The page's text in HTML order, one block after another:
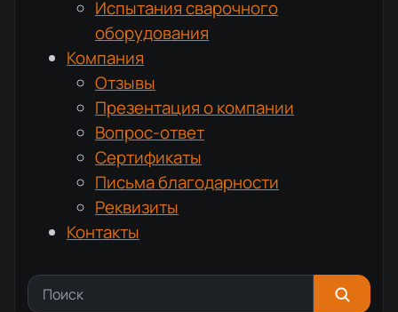
Испытания сварочного
оборудования
Компания
Отзывы
Презентация о компании
Вопрос-ответ
Сертификаты
Письма благодарности
Реквизиты
Контакты